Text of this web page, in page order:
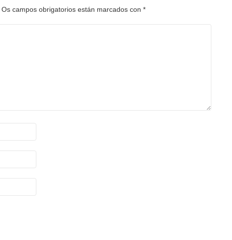
Os campos obrigatorios están marcados con *